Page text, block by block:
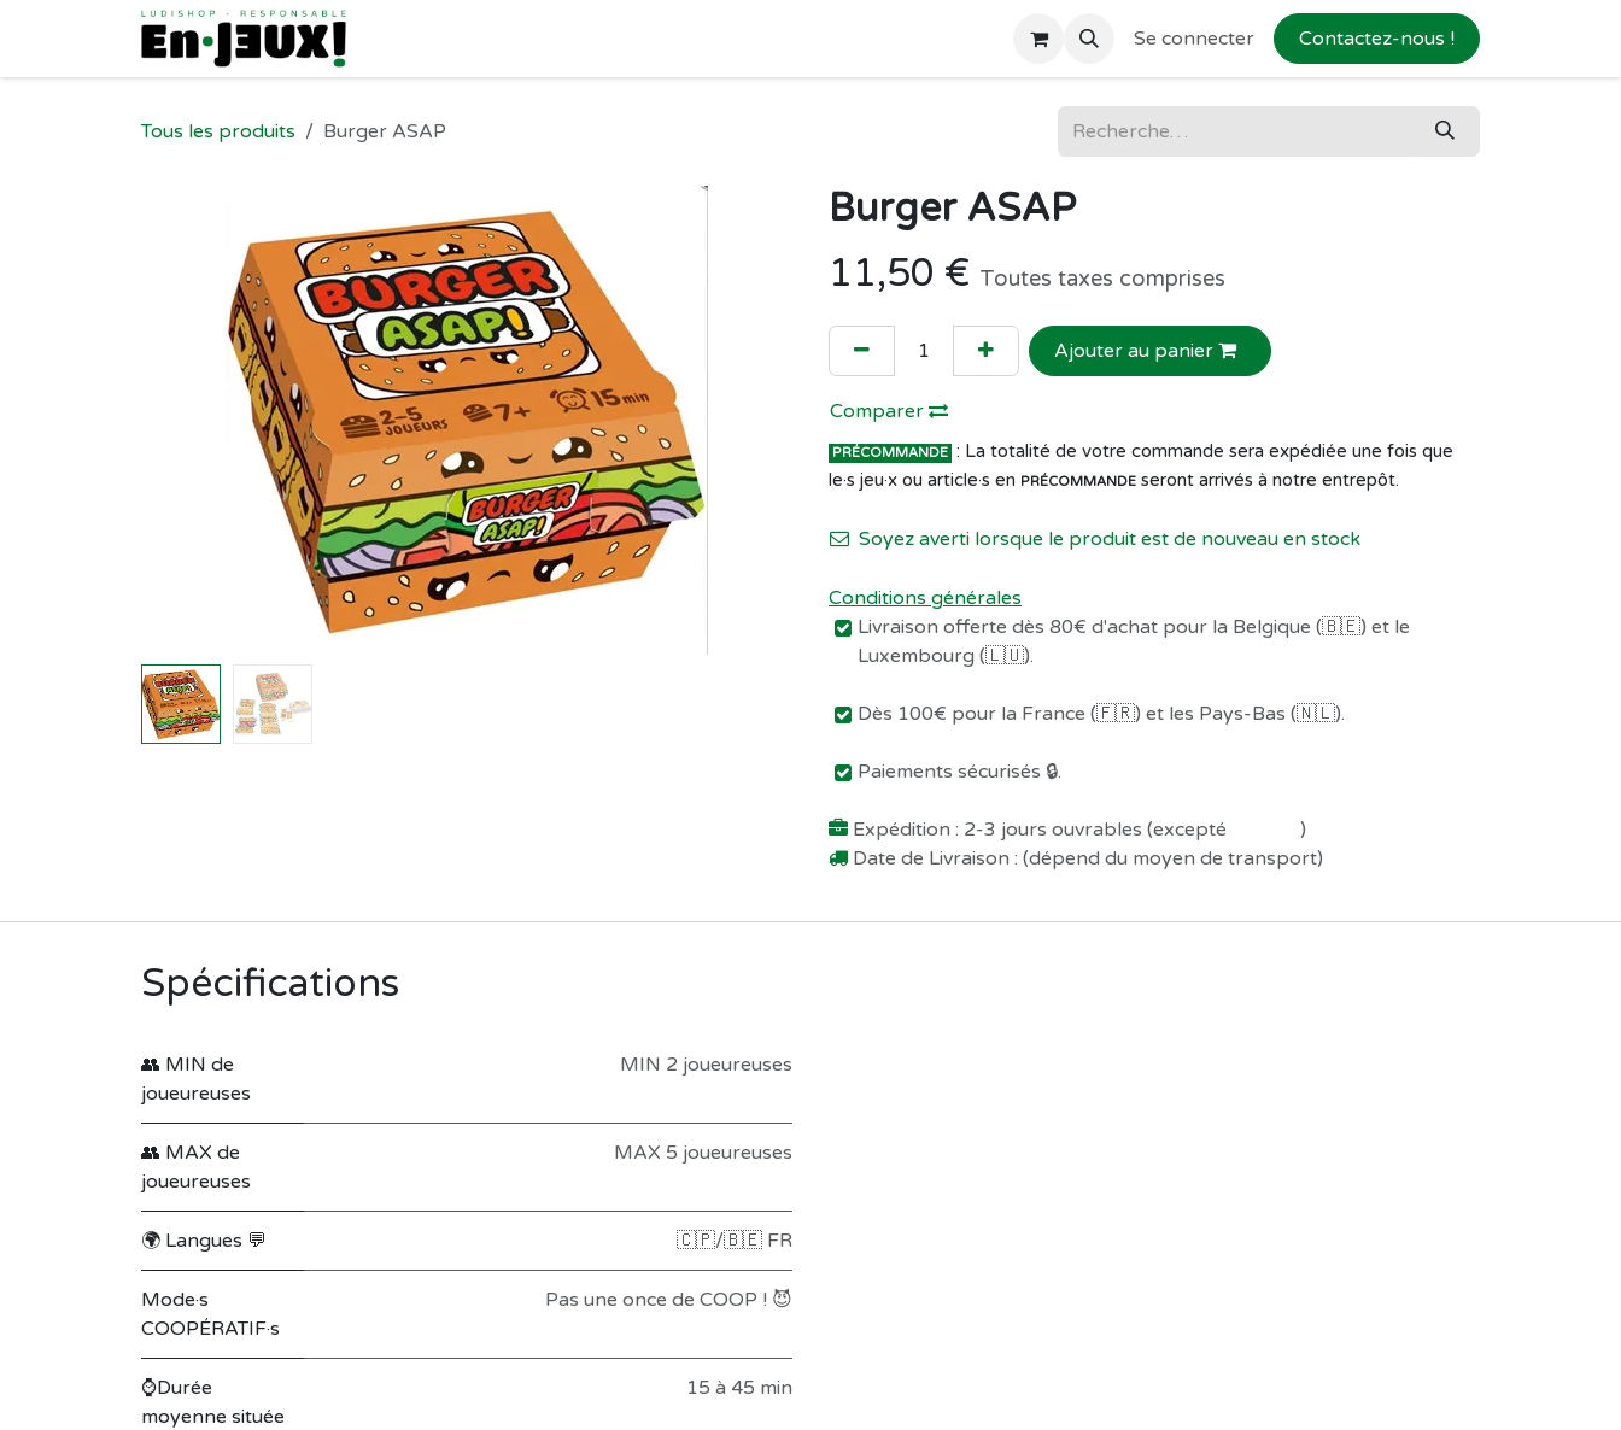
Se rendre au contenu
Se connecter Contactez-nous !
Tous les produits Burger ASAP
Burger ASAP
11,50 € Toutes taxes comprises
Ajouter au panier
Comparer
PRÉCOMMANDE : La totalité de votre commande sera expédiée une fois que
le·s jeu·x ou article·s en PRÉCOMMANDE seront arrivés à notre entrepôt.
Soyez averti lorsque le produit est de nouveau en stock
Conditions générales
Livraison offerte dès 80€ d'achat pour la Belgique (🇧🇪) et le
Luxembourg (🇱🇺).
Dès 100€ pour la France (🇫🇷) et les Pays-Bas (🇳🇱).
Paiements sécurisés 🔒.
Expédition : 2-3 jours ouvrables (excepté
)
Date de Livraison : (dépend du moyen de transport)
Spécifications
👥 MIN de
joueureuses
MIN 2 joueureuses
👥 MAX de
joueureuses
MAX 5 joueureuses
🌍 Langues 💬 🇨🇵/🇧🇪 FR
Mode·s
COOPÉRATIF·s
Pas une once de COOP ! 😈
⌚Durée
moyenne située
15 à 45 min